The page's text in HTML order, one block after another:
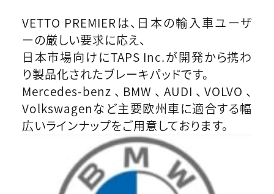
VETTO PREMIERは、日本の輸入車ユーザ
ーの厳しい要求に応え、
日本市場向けにTAPS Inc.が開発から携わ
り製品化されたブレーキパッドです。
Mercedes-benz、BMW、AUDI、VOLVO、
Volkswagenなど主要欧州車に適合する幅
広いラインナップをご用意しております。